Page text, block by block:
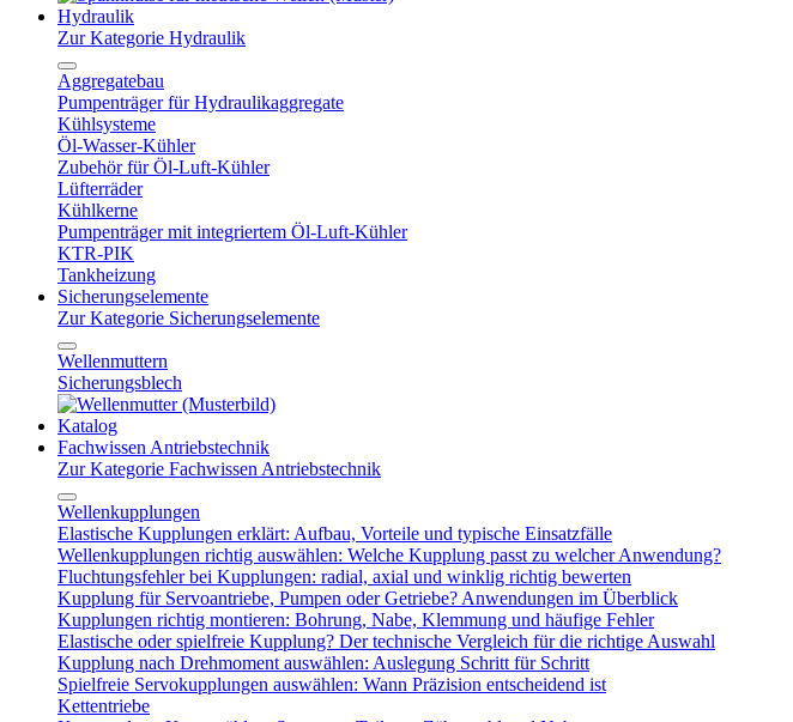
Hydraulik
Zur Kategorie Hydraulik
Aggregatebau
Pumpenträger für Hydraulikaggregate
Kühlsysteme
Öl-Wasser-Kühler
Zubehör für Öl-Luft-Kühler
Lüfterräder
Kühlkerne
Pumpenträger mit integriertem Öl-Luft-Kühler
KTR-PIK
Tankheizung
Sicherungselemente
Zur Kategorie Sicherungselemente
Wellenmuttern
Sicherungsblech
Katalog
Fachwissen Antriebstechnik
Zur Kategorie Fachwissen Antriebstechnik
Wellenkupplungen
Elastische Kupplungen erklärt: Aufbau, Vorteile und typische Einsatzfälle
Wellenkupplungen richtig auswählen: Welche Kupplung passt zu welcher Anwendung?
Fluchtungsfehler bei Kupplungen: radial, axial und winklig richtig bewerten
Kupplung für Servoantriebe, Pumpen oder Getriebe? Anwendungen im Überblick
Kupplungen richtig montieren: Bohrung, Nabe, Klemmung und häufige Fehler
Elastische oder spielfreie Kupplung? Der technische Vergleich für die richtige Auswahl
Kupplung nach Drehmoment auswählen: Auslegung Schritt für Schritt
Spielfreie Servokupplungen auswählen: Wann Präzision entscheidend ist
Kettentriebe